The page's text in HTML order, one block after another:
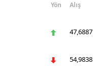
Yön Alış
47,6887
54,9838